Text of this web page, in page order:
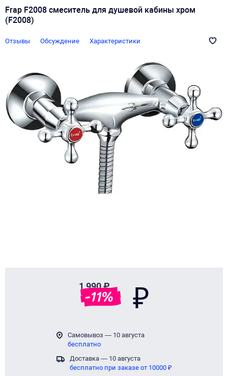
Frap F2008 смеситель для душевой кабины хром
(F2008)
Отзывы Обсуждение Характеристики
1 990 ₽
-11% ₽
Самовывоз — 10 августа
бесплатно
Доставка — 10 августа
бесплатно при заказе от 10000 ₽